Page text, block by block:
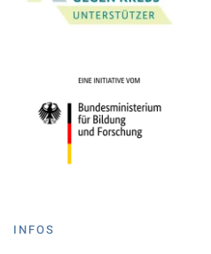
INFOS